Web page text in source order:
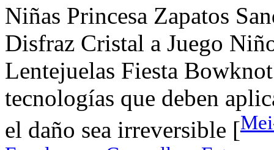
Niñas Princesa Zapatos
Disfraz Cristal a Juego
Lentejuelas Fiesta
tecnologías que deben
el daño sea irreversible [